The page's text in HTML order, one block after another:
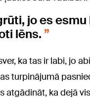
jo es
lēns.
ka tas ir labi, jo
turpinājumā
atgādināt, ka dejā